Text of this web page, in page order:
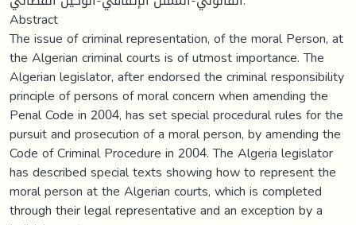
Abstract
The issue of criminal representation, of the moral Person, at
the Algerian criminal courts is of utmost importance. The
Algerian legislator, after endorsed the criminal responsibility
principle of persons of moral concern when amending the
Penal Code in 2004, has set special procedural rules for the
pursuit and prosecution of a moral person, by amending the
Code of Criminal Procedure in 2004. The Algeria legislator
has described special texts showing how to represent the
moral person at the Algerian courts, which is completed
through their legal representative and an exception by a